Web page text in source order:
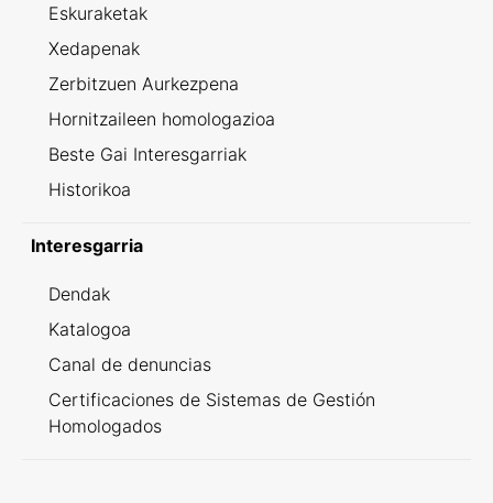
Eskuraketak
Xedapenak
Zerbitzuen Aurkezpena
Hornitzaileen homologazioa
Beste Gai Interesgarriak
Historikoa
Interesgarria
Dendak
Katalogoa
Canal de denuncias
Certificaciones de Sistemas de Gestión
Homologados